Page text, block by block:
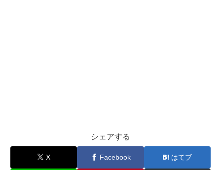
シェアする
X Facebook はてブ